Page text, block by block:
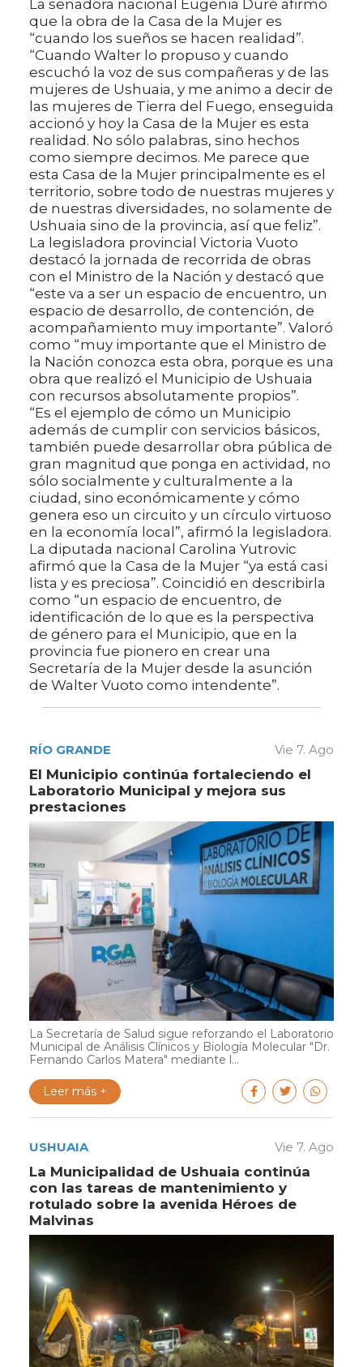
La senadora nacional Eugenia Duré afirmó
que la obra de la Casa de la Mujer es
“cuando los sueños se hacen realidad”.
“Cuando Walter lo propuso y cuando
escuchó la voz de sus compañeras y de las
mujeres de Ushuaia, y me animo a decir de
las mujeres de Tierra del Fuego, enseguida
accionó y hoy la Casa de la Mujer es esta
realidad. No sólo palabras, sino hechos
como siempre decimos. Me parece que
esta Casa de la Mujer principalmente es el
territorio, sobre todo de nuestras mujeres y
de nuestras diversidades, no solamente de
Ushuaia sino de la provincia, así que feliz”.
La legisladora provincial Victoria Vuoto
destacó la jornada de recorrida de obras
con el Ministro de la Nación y destacó que
“este va a ser un espacio de encuentro, un
espacio de desarrollo, de contención, de
acompañamiento muy importante”. Valoró
como “muy importante que el Ministro de
la Nación conozca esta obra, porque es una
obra que realizó el Municipio de Ushuaia
con recursos absolutamente propios”.
“Es el ejemplo de cómo un Municipio
además de cumplir con servicios básicos,
también puede desarrollar obra pública de
gran magnitud que ponga en actividad, no
sólo socialmente y culturalmente a la
ciudad, sino económicamente y cómo
genera eso un circuito y un círculo virtuoso
en la economía local”, afirmó la legisladora.
La diputada nacional Carolina Yutrovic
afirmó que la Casa de la Mujer “ya está casi
lista y es preciosa”. Coincidió en describirla
como “un espacio de encuentro, de
identificación de lo que es la perspectiva
de género para el Municipio, que en la
provincia fue pionero en crear una
Secretaría de la Mujer desde la asunción
de Walter Vuoto como intendente”.
RÍO GRANDE Vie 7. Ago
El Municipio continúa fortaleciendo el
Laboratorio Municipal y mejora sus
prestaciones
La Secretaría de Salud sigue reforzando el Laboratorio
Municipal de Análisis Clínicos y Biología Molecular "Dr.
Fernando Carlos Matera" mediante l...
Leer más +
USHUAIA Vie 7. Ago
La Municipalidad de Ushuaia continúa
con las tareas de mantenimiento y
rotulado sobre la avenida Héroes de
Malvinas